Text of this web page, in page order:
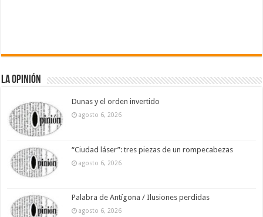
La Opinión
Dunas y el orden invertido
agosto 6, 2026
“Ciudad láser”: tres piezas de un rompecabezas
agosto 6, 2026
Palabra de Antígona / Ilusiones perdidas
agosto 6, 2026